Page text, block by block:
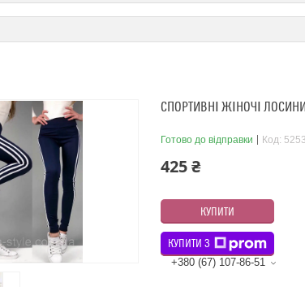
СПОРТИВНІ ЖІНОЧІ
Готово до відправки Код: 5253
425 ₴
КУПИТИ
КУПИТИ З
+380 (67) 107-86-51